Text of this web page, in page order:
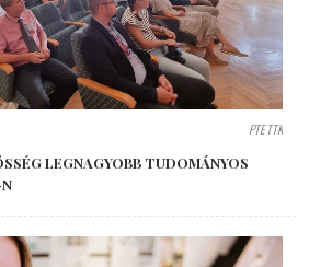
PTE TTK
LEGNAGYOBB TUDOMÁNYOS